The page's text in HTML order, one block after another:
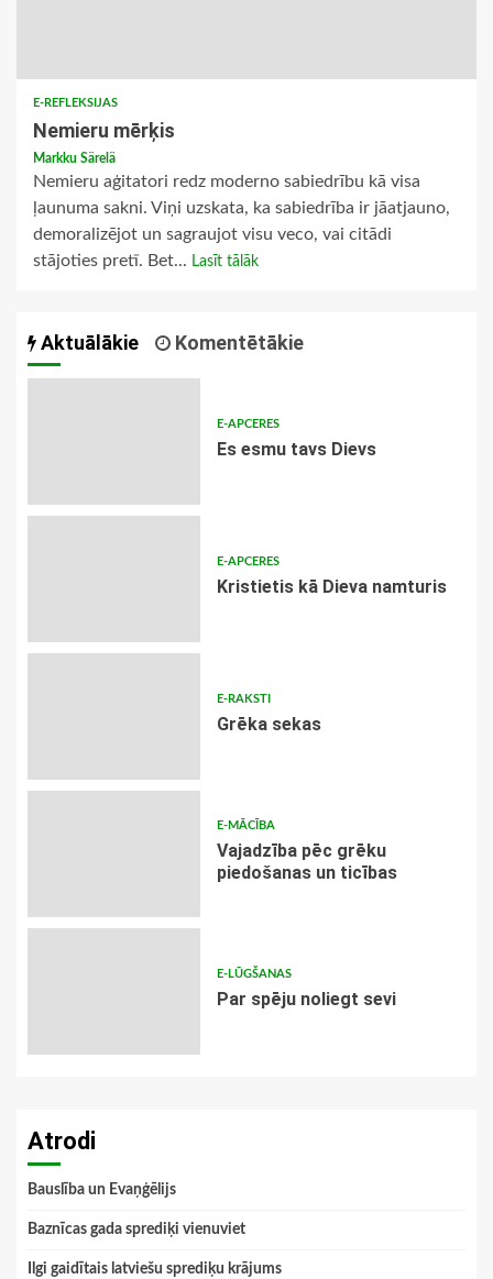
E-REFLEKSIJAS
Nemieru mērķis
Markku Särelä
Nemieru aģitatori redz moderno sabiedrību kā visa
ļaunuma sakni. Viņi uzskata, ka sabiedrība ir jāatjauno,
demoralizējot un sagraujot visu veco, vai citādi
stājoties pretī. Bet... Lasīt tālāk
Aktuālākie Komentētākie
E-APCERES
Es esmu tavs Dievs
E-APCERES
Kristietis kā Dieva namturis
E-RAKSTI
Grēka sekas
E-MĀCĪBA
Vajadzība pēc grēku
piedošanas un ticības
E-LŪGŠANAS
Par spēju noliegt sevi
Atrodi
Bauslība un Evaņģēlijs
Baznīcas gada sprediķi vienuviet
Ilgi gaidītais latviešu sprediķu krājums